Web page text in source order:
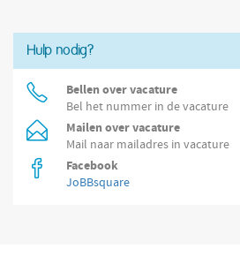
Hulp nodig?
Bellen over vacature
Bel het nummer in de vacature
Mailen over vacature
Mail naar mailadres in vacature
Facebook
JoBBsquare